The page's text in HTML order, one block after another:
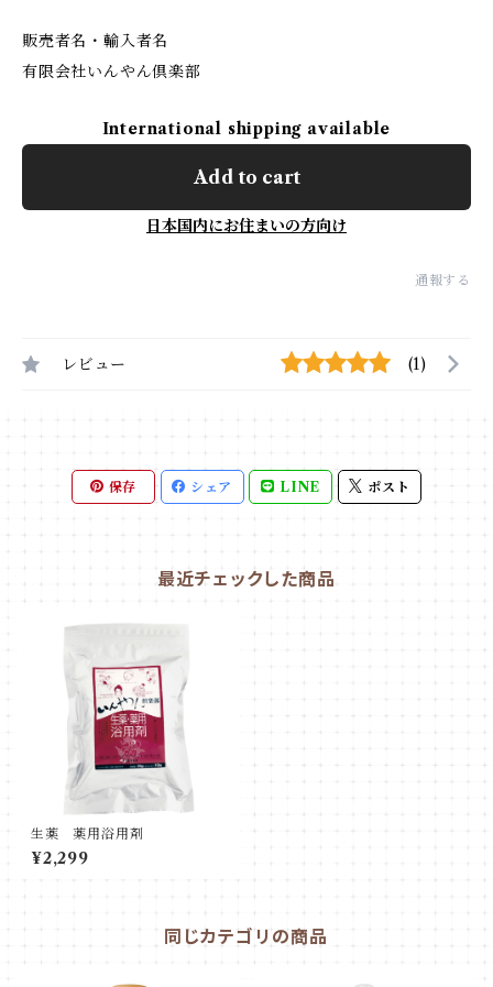
販売者名・輸入者名
有限会社いんやん倶楽部
International shipping available
Add to cart
日本国内にお住まいの方向け
通報する
レビュー (1)
保存 シェア LINE ポスト
最近チェックした商品
生薬 薬用浴用剤
¥2,299
同じカテゴリの商品